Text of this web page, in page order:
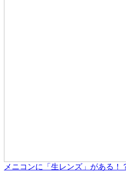
メニコンに「生レンズ」がある！